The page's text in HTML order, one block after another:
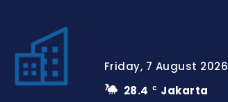
Friday, 7 August 2026
28.4
C Jakarta